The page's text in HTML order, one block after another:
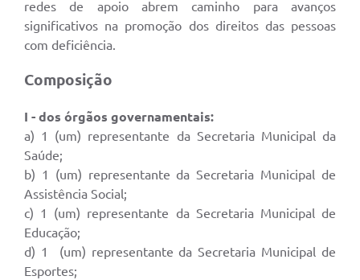
redes de apoio abrem caminho para avanços
significativos na promoção dos direitos das pessoas
com deficiência.
Composição
I - dos órgãos governamentais:
a) 1 (um) representante da Secretaria Municipal da
Saúde;
b) 1 (um) representante da Secretaria Municipal de
Assistência Social;
c) 1 (um) representante da Secretaria Municipal de
Educação;
d) 1 (um) representante da Secretaria Municipal de
Esportes;